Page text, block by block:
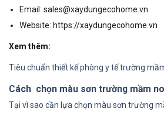
Email: sales@xaydungecohome.vn
Website: https://xaydungecohome.vn
Xem thêm:
Tiêu chuẩn thiết kế phòng y tế trường
Cách chọn màu sơn trường mầm
Tại vì sao cần lựa chọn màu sơn trường